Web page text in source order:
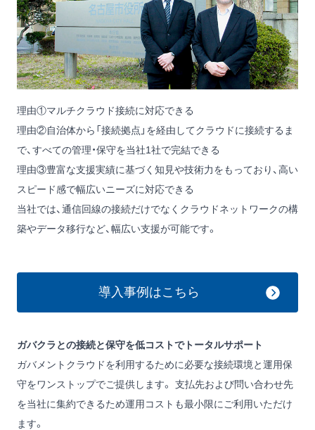
理由①マルチクラウド接続に対応できる
理由②自治体から「接続拠点」を経由してクラウドに接続するま
で、すべての管理・保守を当社1社で完結できる
理由③豊富な支援実績に基づく知見や技術力をもっており、高い
スピード感で幅広いニーズに対応できる
当社では、通信回線の接続だけでなくクラウドネットワークの構
築やデータ移行など、幅広い支援が可能です。
導入事例はこちら
ガバクラとの接続と保守を低コストでトータルサポート
ガバメントクラウドを利用するために必要な接続環境と運用保
守をワンストップでご提供します。 支払先および問い合わせ先
を当社に集約できるため運用コストも最小限にご利用いただけ
ます。